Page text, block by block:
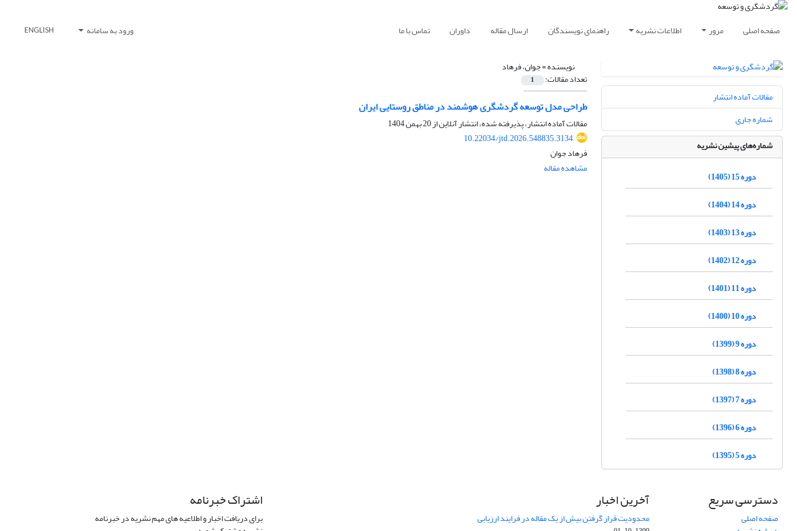
صفحه اصلی مرور اطلاعات نشریه راهنمای نویسندگان ارسال مقاله داوران تماس با ما ورود به سامانه ENGLISH
نویسنده =جوان، فرهاد
تعداد مقالات: 1
طراحی مدل توسعه گردشگری هوشمند در مناطق روستایی ایران
مقالات آماده انتشار، پذیرفته شده، انتشار آنلاین از20 بهمن 1404
10.22034/jtd.2026.548835.3134
فرهاد جوان
مشاهده مقاله
مقالات آماده انتشار
شماره جاری
شماره‌های پیشین نشریه
دوره 15 (1405)
دوره 14 (1404)
دوره 13 (1403)
دوره 12 (1402)
دوره 11 (1401)
دوره 10 (1400)
دوره 9 (1399)
دوره 8 (1398)
دوره 7 (1397)
دوره 6 (1396)
دوره 5 (1395)
دسترسی سریع
صفحه اصلی
آخرین اخبار
محدودیت قرار گرفتن بیش از یک مقاله در فرایند ارزیابی
اشتراک خبرنامه
برای دریافت اخبار و اطلاعیه های مهم نشریه در خبرنامه